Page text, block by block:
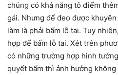
chúng có khả năng tô điểm
gái. Nhưng để đeo được
làm là phải bấm lỗ tai. Tuy
hợp để bấm lỗ tai. Xét trên
có những trường hợp hình
quyết bấm thì ảnh hưởng